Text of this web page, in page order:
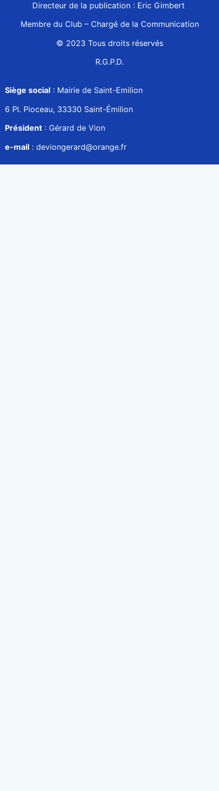
Directeur de la publication : Eric Gimbert
Membre du Club – Chargé de la Communication
© 2023 Tous droits réservés
R.G.P.D.
Siège social : Mairie de Saint-Emilion
6 Pl. Pioceau, 33330 Saint-Émilion
Président : Gérard de Vion
e-mail : deviongerard@orange.fr